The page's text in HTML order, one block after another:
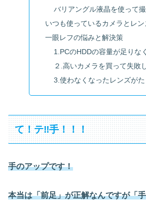
バリアングル液晶を使って
いつも使っているカメラとレン
一眼レフの悩みと解決策
1.PCのHDDの容量が足りな
２.高いカメラを買って失敗
3.使わなくなったレンズが
て！テ‼手！！！
手のアップです！
本当は「前足」が正解なんですが「